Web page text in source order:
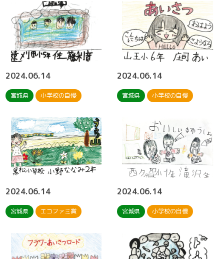
2024.06.14
宮城県 小学校の自慢
2024.06.14
宮城県 小学校の自慢
2024.06.14
宮城県 エコファミ賞
2024.06.14
宮城県 小学校の自慢